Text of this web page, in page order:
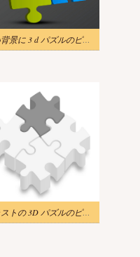
暗い背景に 3 d パズルのピースを示す png
イラストの 3D パズルのピース